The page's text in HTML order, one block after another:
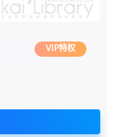
VIP特权